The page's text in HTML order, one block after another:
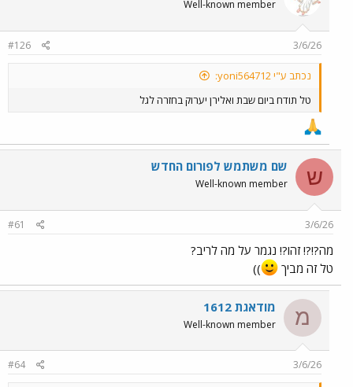
i
o
n
s
Well-known member
3/6/26
#126
נכתב ע"י yoni564712:
טל תודח ביום שבת ואלירן יערוק בחזרה לגל
ש שם משתמש לפורום החדש
Well-known member
3/6/26
#61
מה?!?! זהו?! נגמר על מה לריב?
טל זה מביך
))
מ מודאגת 1612
Well-known member
3/6/26
#64